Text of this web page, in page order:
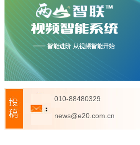
010-88480329
news@e20.com.cn